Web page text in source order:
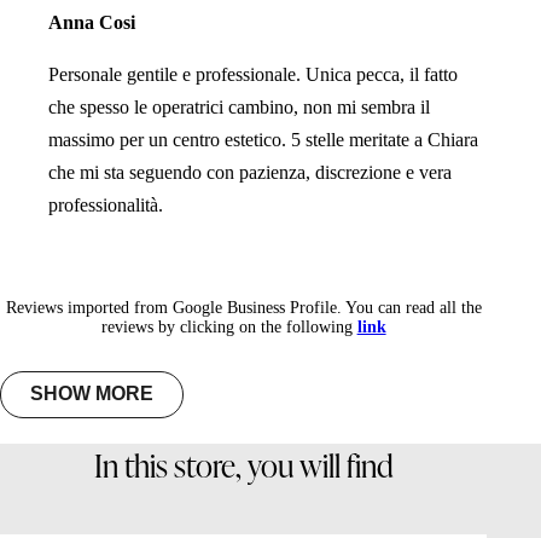
Anna Cosi
Personale gentile e professionale. Unica pecca, il fatto
che spesso le operatrici cambino, non mi sembra il
massimo per un centro estetico. 5 stelle meritate a Chiara
che mi sta seguendo con pazienza, discrezione e vera
professionalità.
Reviews imported from Google Business Profile. You can read all the
reviews by clicking on the following link
SHOW MORE
In this store, you will find